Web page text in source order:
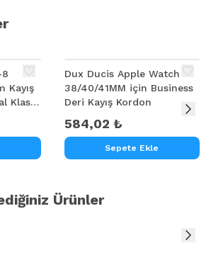
Kayış
Klasik
Dux Ducis Apple Watch
38/40/41MM için Business
Deri Kayış Kordon
584,02 ₺
Sepete Ekle
Ürünler